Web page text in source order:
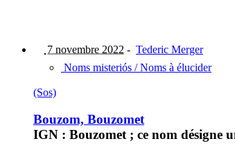
7 novembre 2022 - Tederic Merger
Noms misteriós / Noms à élucider
(Sos)
Bouzom, Bouzomet
IGN : Bouzomet ; ce nom désigne